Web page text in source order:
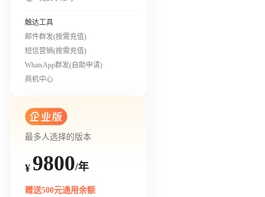
触达工具
邮件群发(按需充值)
短信营销(按需充值)
WhatsApp群发(自助申请)
商机中心
最多人选择的版本
¥ 9800/年
赠送500元通用余额